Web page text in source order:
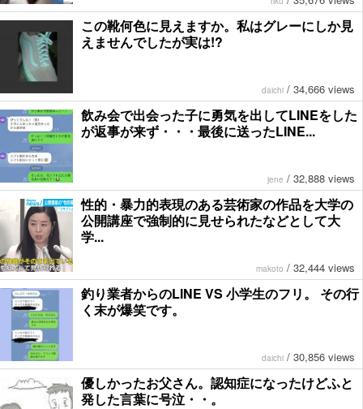
この靴何色に見えますか。私はグレーにしか見
えませんでしたが実は!?
daichi / 34,666 views
飲み会で出会った子に勇気を出してLINEをした
が返事が来ず・・・最後に送ったLINE...
jene / 32,888 views
性的・暴力的表現のある芸術家の作品を大学の
公開講座で強制的に見せられたなどとして大
学...
makoto / 32,444 views
釣り業者からのLINE VS 小学生のフリ。 その行
く末が爆笑です。
daichi / 30,856 views
優しかったお父さん。認知症になったけどふと
発した言葉に号泣・・。